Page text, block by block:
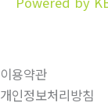
이용약관
개인정보처리방침